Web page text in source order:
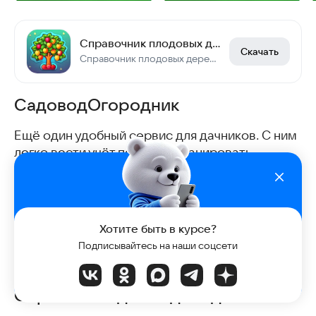
Справочник плодовых деревьев
Справочник плодовых деревьев с обширной базой и информацией из Википедии
Скачать
СадоводОгородник
Ещё один удобный сервис для дачников. С ним
легко вести учёт посадок, планировать
подкормку растений и их обработку от
вредителей. Приложение напомнит вам о
предстоящих задачах по уходу за садом и
огородом.
СадоводОгородникв RuStore.
Справочник для садовода
Хотите быть в курсе?
Подписывайтесь на наши соцсети